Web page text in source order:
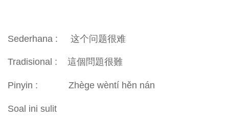
Sederhana : 这个问题很难
Tradisional : 這個問題很難
Pinyin : Zhège wèntí hěn nán
Soal ini sulit